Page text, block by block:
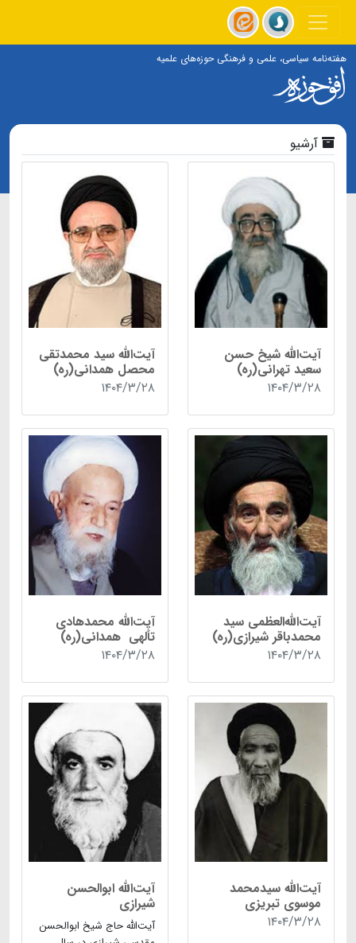
هفته‌نامه سیاسی، علمی و فرهنگی حوزه‌های علمیه
آرشیو
آیت‌الله شیخ حسن
سعید تهرانی(ره)
۱۴۰۴/۳/۲۸
آیت‌الله‌ سید محمدتقی
محصل همدانی(ره)
۱۴۰۴/۳/۲۸
آیت‌الله‌العظمی سید
محمدباقر شیرازی(ره)
۱۴۰۴/۳/۲۸
آیت‌‌الله محمدهادی
تألهی همدانی(ره)
۱۴۰۴/۳/۲۸
آیت‌الله سیدمحمد
موسوی تبریزی
۱۴۰۴/۳/۲۸
آیت‌الله ابوالحسن
شیرازی
آیت‌الله حاج شیخ ابوالحسن